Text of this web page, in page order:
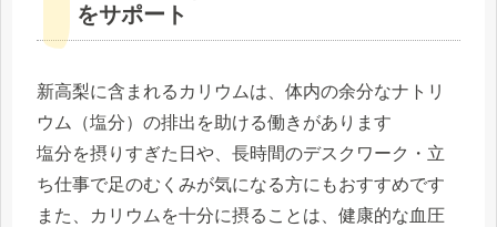
をサポート
新高梨に含まれるカリウムは、体内の余分なナトリ
ウム（塩分）の排出を助ける働きがあります
塩分を摂りすぎた日や、長時間のデスクワーク・立
ち仕事で足のむくみが気になる方にもおすすめです
また、カリウムを十分に摂ることは、健康的な血圧